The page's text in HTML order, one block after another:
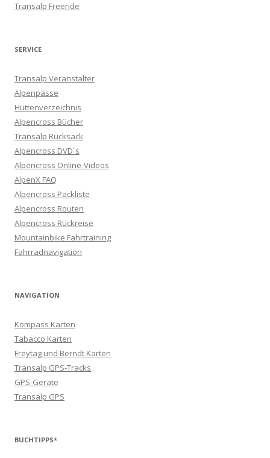
Transalp Freeride
SERVICE
Transalp Veranstalter
Alpenpässe
Hüttenverzeichnis
Alpencross Bücher
Transalp Rucksack
Alpencross DVD´s
Alpencross Online-Videos
AlpenX FAQ
Alpencross Packliste
Alpencross Routen
Alpencross Rückreise
Mountainbike Fahrtraining
Fahrradnavigation
NAVIGATION
Kompass Karten
Tabacco Karten
Freytag und Berndt Karten
Transalp GPS-Tracks
GPS-Geräte
Transalp GPS
BUCHTIPPS*